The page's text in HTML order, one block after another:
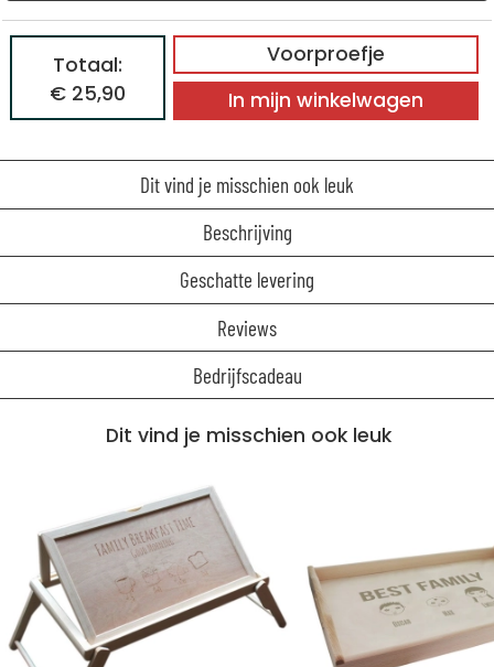
Voorproefje
Totaal:
€ 25,90
In mijn winkelwagen
Dit vind je misschien ook leuk
Beschrijving
Geschatte levering
Reviews
Bedrijfscadeau
Dit vind je misschien ook leuk